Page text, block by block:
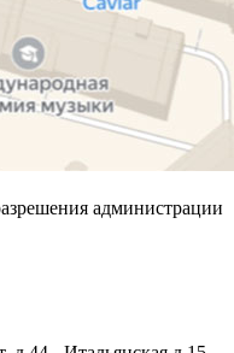
администрации